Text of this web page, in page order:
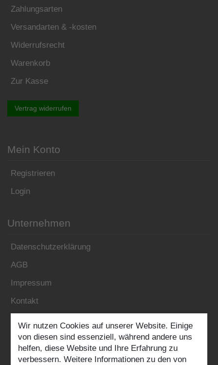
Zahlungsarten
Versandarten & -kosten
Widerrufsrecht
Warenkorb
Zur Kasse
Vertrag widerrufen
Mein Konto
Registrieren
Login
Unternehmen
Datenschutzerklärung
AGB
Impressum
Kontakt
Folgen Sie uns:
Wir nutzen Cookies auf unserer Website. Einige
von diesen sind essenziell, während andere uns
helfen, diese Website und Ihre Erfahrung zu
verbessern. Weitere Informationen zu den von